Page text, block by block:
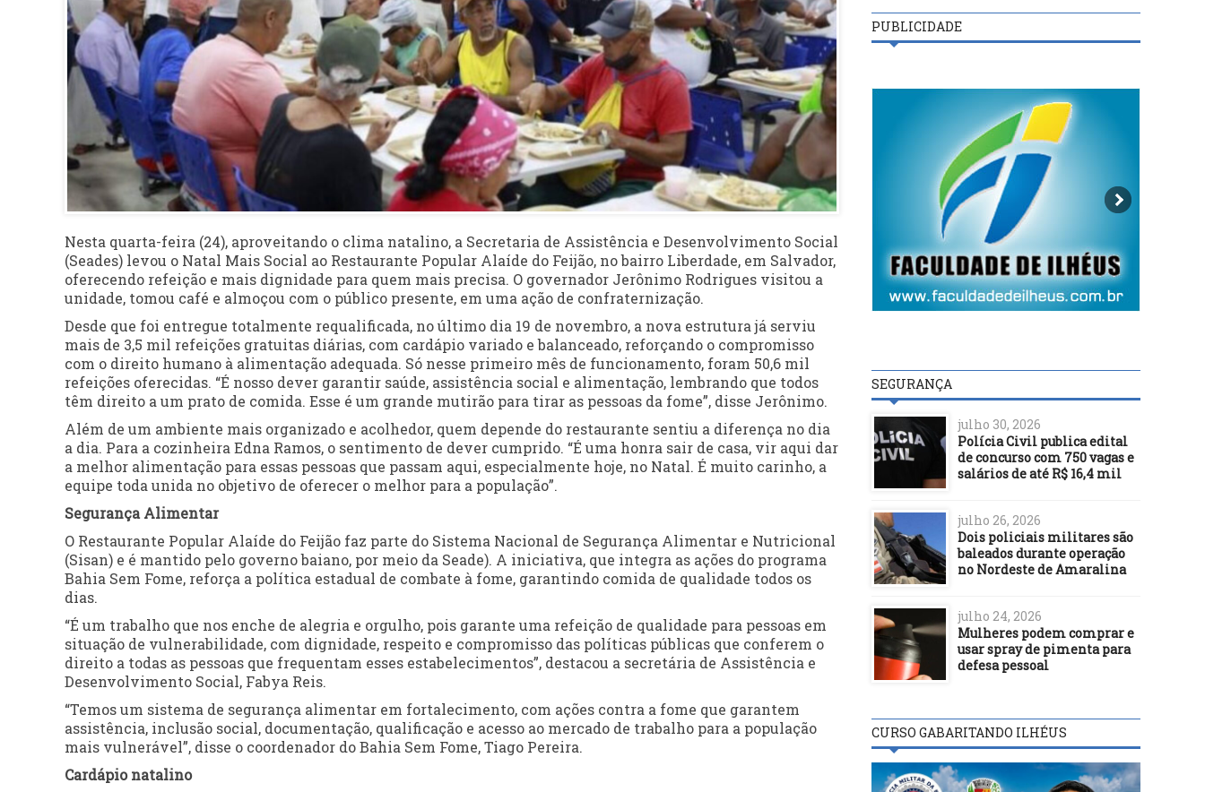
Nesta quarta-feira (24), aproveitando o clima natalino, a Secretaria de Assistência e Desenvolvimento Social
(Seades) levou o Natal Mais Social ao Restaurante Popular Alaíde do Feijão, no bairro Liberdade, em Salvador,
oferecendo refeição e mais dignidade para quem mais precisa. O governador Jerônimo Rodrigues visitou a
unidade, tomou café e almoçou com o público presente, em uma ação de confraternização.
Desde que foi entregue totalmente requalificada, no último dia 19 de novembro, a nova estrutura já serviu
mais de 3,5 mil refeições gratuitas diárias, com cardápio variado e balanceado, reforçando o compromisso
com o direito humano à alimentação adequada. Só nesse primeiro mês de funcionamento, foram 50,6 mil
refeições oferecidas. “É nosso dever garantir saúde, assistência social e alimentação, lembrando que todos
têm direito a um prato de comida. Esse é um grande mutirão para tirar as pessoas da fome”, disse Jerônimo.
Além de um ambiente mais organizado e acolhedor, quem depende do restaurante sentiu a diferença no dia
a dia. Para a cozinheira Edna Ramos, o sentimento de dever cumprido. “É uma honra sair de casa, vir aqui dar
a melhor alimentação para essas pessoas que passam aqui, especialmente hoje, no Natal. É muito carinho, a
equipe toda unida no objetivo de oferecer o melhor para a população”.
Segurança Alimentar
O Restaurante Popular Alaíde do Feijão faz parte do Sistema Nacional de Segurança Alimentar e Nutricional
(Sisan) e é mantido pelo governo baiano, por meio da Seade). A iniciativa, que integra as ações do programa
Bahia Sem Fome, reforça a política estadual de combate à fome, garantindo comida de qualidade todos os
dias.
“É um trabalho que nos enche de alegria e orgulho, pois garante uma refeição de qualidade para pessoas em
situação de vulnerabilidade, com dignidade, respeito e compromisso das políticas públicas que conferem o
direito a todas as pessoas que frequentam esses estabelecimentos”, destacou a secretária de Assistência e
Desenvolvimento Social, Fabya Reis.
“Temos um sistema de segurança alimentar em fortalecimento, com ações contra a fome que garantem
assistência, inclusão social, documentação, qualificação e acesso ao mercado de trabalho para a população
mais vulnerável”, disse o coordenador do Bahia Sem Fome, Tiago Pereira.
Cardápio natalino
PUBLICIDADE
SEGURANÇA
julho 30, 2026
Polícia Civil publica edital
de concurso com 750 vagas e
salários de até R$ 16,4 mil
julho 26, 2026
Dois policiais militares são
baleados durante operação
no Nordeste de Amaralina
julho 24, 2026
Mulheres podem comprar e
usar spray de pimenta para
defesa pessoal
CURSO GABARITANDO ILHÉUS